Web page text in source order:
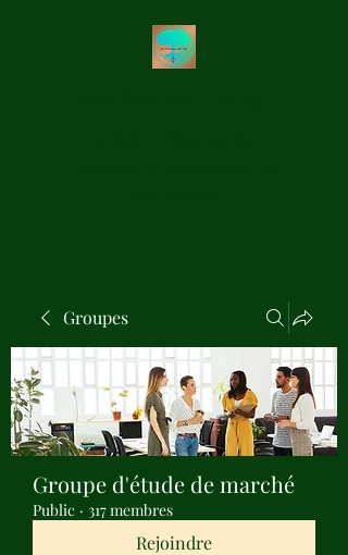
Groupes
Groupe d'étude de marché
Public · 317 membres
Rejoindre